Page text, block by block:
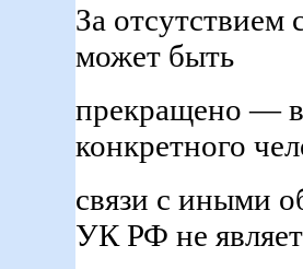
За отсутствием
может быть
прекращено — в
конкретного
связи с иными
УК РФ не